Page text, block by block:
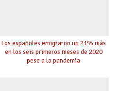
Los españoles emigraron un 21% más
en los seis primeros meses de 2020
pese a la pandemia